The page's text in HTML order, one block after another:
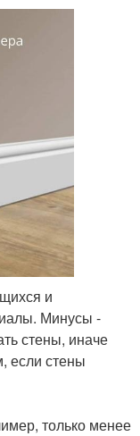
и
Минусы -
стены, иначе
если стены
только менее